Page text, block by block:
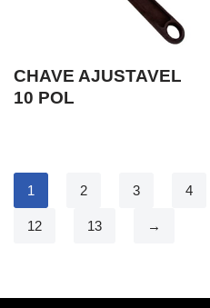
CHAVE AJUSTAVEL
10 POL
1 2 3 4
12 13 →